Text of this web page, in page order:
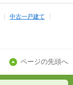
中古一戸建て
ページの先頭へ